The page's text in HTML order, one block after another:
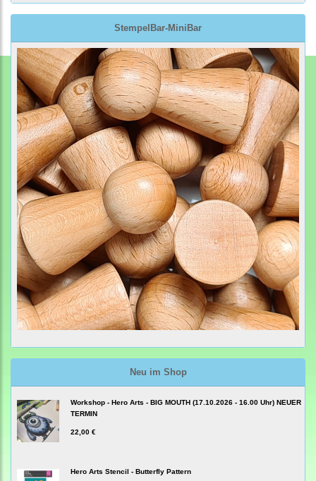
StempelBar-MiniBar
Neu im Shop
Workshop - Hero Arts - BIG MOUTH (17.10.2026 - 16.00 Uhr) NEUER
TERMIN
22,00 €
Hero Arts Stencil - Butterfly Pattern